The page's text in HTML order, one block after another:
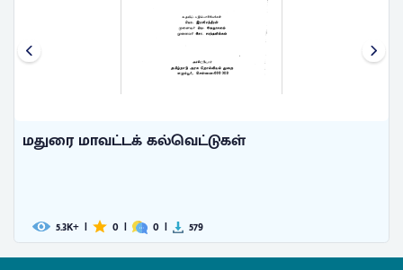
மதுரை மாவட்டக் கல்வெட்டுகள்
1.8 K+ 0 |